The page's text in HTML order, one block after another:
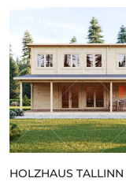
HOLZHAUS TALLINN